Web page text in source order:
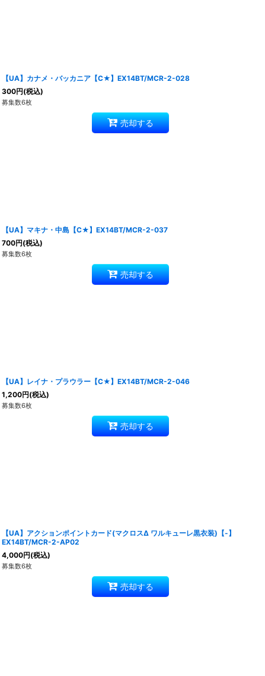
【UA】カナメ・バッカニア【C★】EX14BT/MCR-2-028
300円(税込)
募集数6枚
売却する
【UA】マキナ・中島【C★】EX14BT/MCR-2-037
700円(税込)
募集数6枚
売却する
【UA】レイナ・プラウラー【C★】EX14BT/MCR-2-046
1,200円(税込)
募集数6枚
売却する
【UA】アクションポイントカード(マクロスΔ ワルキューレ黒衣装)【-】
EX14BT/MCR-2-AP02
4,000円(税込)
募集数6枚
売却する